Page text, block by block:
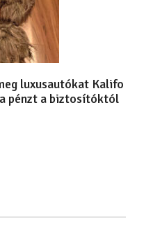
luxusautókat Kalifo
pénzt a biztosítóktól